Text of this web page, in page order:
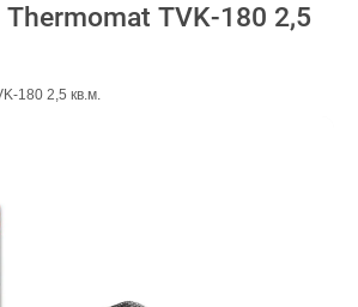
TVK-180 2,5
180 2,5 кв.м.